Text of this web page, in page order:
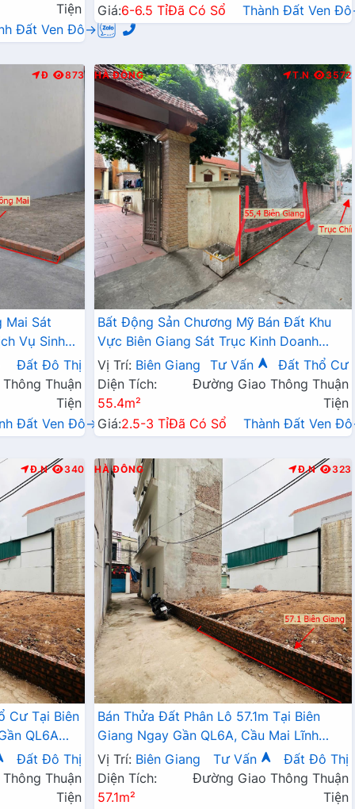
Tiện
Đất Ven Đô→
Giá:6-6.5 TỉĐã Có Sổ Thành Đất Ven
Đ 873
Mai Sát
Vụ Sinh
Đất Đô Thị
Thuận
Tiện
Đất Ven Đô→
HÀ ĐÔNG T.N 3572
Bất Động Sản Chương Mỹ Bán Đất Khu
Vực Biên Giang Sát Trục Kinh Doanh
Ngay Gần QL6A, Cầu Mai Lĩnh Đang Mở
Rộng
Vị Trí: Biên Giang Tư Vấn
Đất Thổ Cư
Diện Tích:
55.4m²
Đường Giao Thông Thuận
Tiện
Giá:2.5-3 TỉĐã Có Sổ Thành Đất Ven
Đ.N 340
Cư Tại Biên
QL6A
Đất Đô Thị
Thuận
Tiện
HÀ ĐÔNG Đ.N 323
Bán Thửa Đất Phân Lô 57.1m Tại Biên
Giang Ngay Gần QL6A, Cầu Mai Lĩnh
Đang Mở Rộng Giá Chỉ Vài Tỷ
Vị Trí: Biên Giang Tư Vấn
Đất Đô Thị
Diện Tích:
57.1m²
Đường Giao Thông Thuận
Tiện